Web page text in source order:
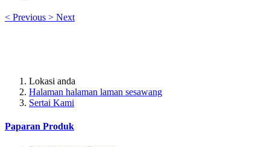
< Previous > Next
Lokasi anda
Halaman halaman laman sesawang
Sertai Kami
Paparan Produk